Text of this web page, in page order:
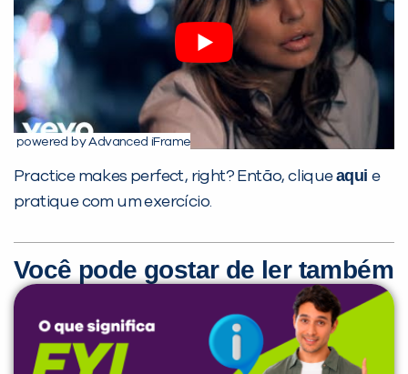
powered by Advanced iFrame
Practice makes perfect, right? Então, cliqueaqui e
pratique com um exercício.
Você pode gostar de ler também